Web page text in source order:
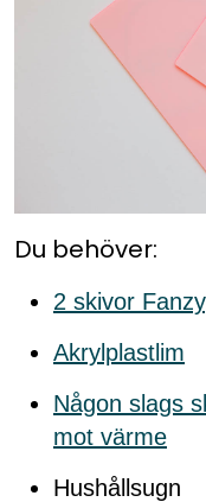
Du behöver:
2 skivor
Akrylplastlim
Någon slags
mot värme
Hushållsugn